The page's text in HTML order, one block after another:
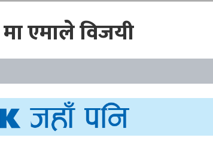
एमाले विजयी